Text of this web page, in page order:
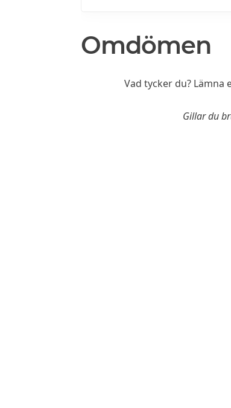
Omdömen
Vad tycker du? Lämna
Gillar du